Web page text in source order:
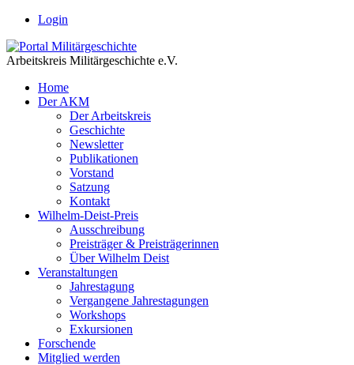
Login
Arbeitskreis Militärgeschichte e.V.
Home
Der AKM
Der Arbeitskreis
Geschichte
Newsletter
Publikationen
Vorstand
Satzung
Kontakt
Wilhelm-Deist-Preis
Ausschreibung
Preisträger & Preisträgerinnen
Über Wilhelm Deist
Veranstaltungen
Jahrestagung
Vergangene Jahrestagungen
Workshops
Exkursionen
Forschende
Mitglied werden